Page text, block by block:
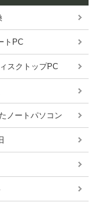
トPC
スクトップPC
ノートパソコン